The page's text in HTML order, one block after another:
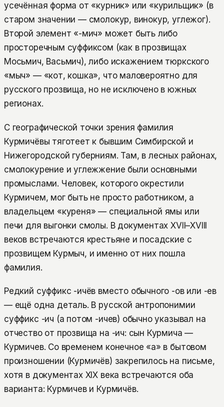
усечённая форма от «курник» или «курильщик» (в
старом значении — смолокур, винокур, углежог).
Второй элемент «-мич» может быть либо
просторечным суффиксом (как в прозвищах
Мосьмич, Васьмич), либо искажением тюркского
«мыч» — «кот, кошка», что маловероятно для
русского прозвища, но не исключено в южных
регионах.
С географической точки зрения фамилия
Курмичёвы тяготеет к бывшим Симбирской и
Нижегородской губерниям. Там, в лесных районах,
смолокурение и углежжение были основными
промыслами. Человек, которого окрестили
Курмичем, мог быть не просто работником, а
владельцем «куреня» — специальной ямы или
печи для выгонки смолы. В документах XVII–XVIII
веков встречаются крестьяне и посадские с
прозвищем Курмыч, и именно от них пошла
фамилия.
Редкий суффикс -ичёв вместо обычного -ов или -ев
— ещё одна деталь. В русской антропонимии
суффикс -ич (а потом -ичев) обычно указывал на
отчество от прозвища на -ич: сын Курмича —
Курмичев. Со временем конечное «а» в бытовом
произношении (Курмичёв) закрепилось на письме,
хотя в документах XIX века встречаются оба
варианта: Курмичев и Курмичёв.